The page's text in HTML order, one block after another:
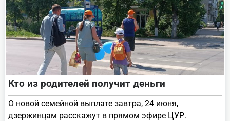
Кто из родителей получит деньги
О новой семейной выплате завтра, 24 июня,
дзержинцам расскажут в прямом эфире ЦУР.